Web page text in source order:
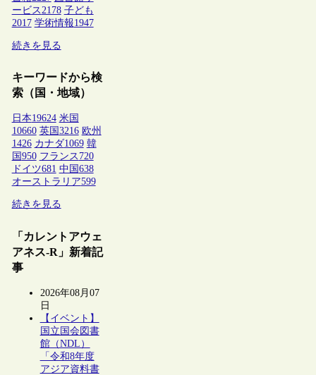
ービス 2178 子ども
2017 学術情報1947
続きを見る
キーワードから検
索（国・地域）
日本19624 米国
10660 英国 3216 欧州
1426 カナダ1069 韓
国 950 フランス 720
ドイツ681 中国 638
オーストラリア599
続きを見る
「カレントアウェ
アネス-R」新着記
事
2026年08月07
日
【イベント】
国立国会図書
館（NDL）
「令和8年度
アジア資料書